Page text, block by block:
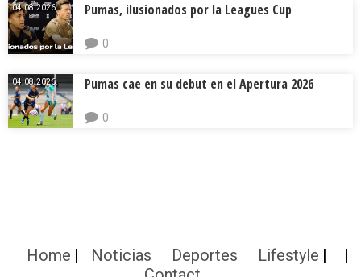
04.08.2026. Pumas, ilusionados por la Leagues Cup
0
04.08.2026. Pumas cae en su debut en el Apertura 2026
0
Home Noticias Deportes
Lifestyle